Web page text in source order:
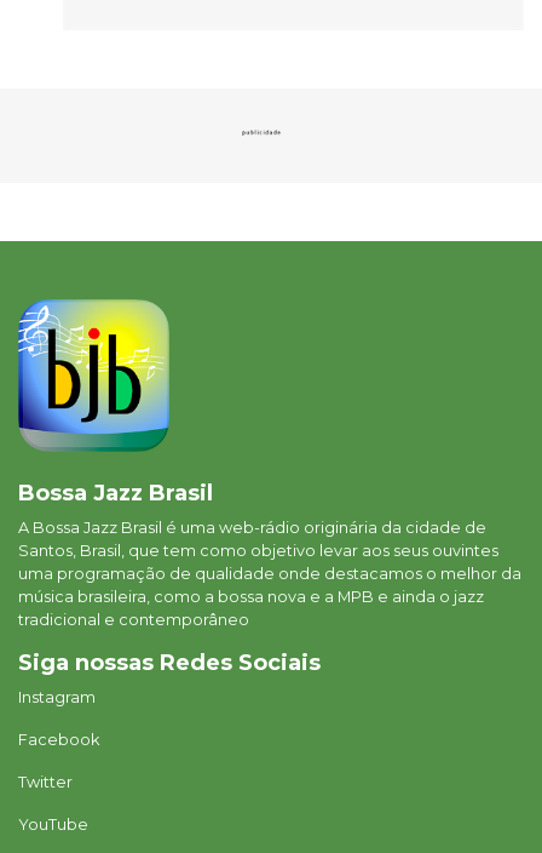
Bossa Jazz Brasil
A Bossa Jazz Brasil é uma web-rádio originária da cidade de
Santos, Brasil, que tem como objetivo levar aos seus ouvintes
uma programação de qualidade onde destacamos o melhor da
música brasileira, como a bossa nova e a MPB e ainda o jazz
tradicional e contemporâneo
Siga nossas Redes Sociais
Instagram
Facebook
Twitter
YouTube